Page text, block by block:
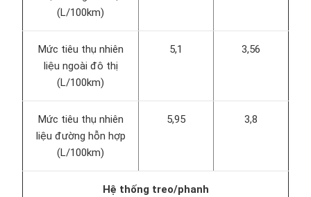
(L/100km)
Mức tiêu thụ nhiên
liệu ngoài đô thị
(L/100km)
5,1 3,56
Mức tiêu thụ nhiên
liệu đường hỗn hợp
(L/100km)
5,95 3,8
Hệ thống treo/phanh